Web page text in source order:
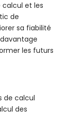
et les
de
sa fiabilité
les futurs
de calcul
des